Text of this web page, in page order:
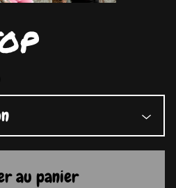
au panier